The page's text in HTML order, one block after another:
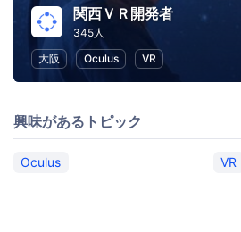
関西ＶＲ開発者
345人
大阪
Oculus VR
興味があるトピック
Oculus VR